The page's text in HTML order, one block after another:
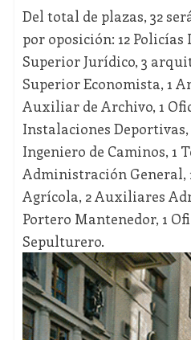
Del total de plazas, 32
por oposición: 12 Policías
Superior Jurídico, 3
Superior Economista, 1
Auxiliar de Archivo, 1
Instalaciones Deportivas,
Ingeniero de Caminos, 1
Administración General,
Agrícola, 2 Auxiliares
Portero Mantenedor, 1
Sepulturero.